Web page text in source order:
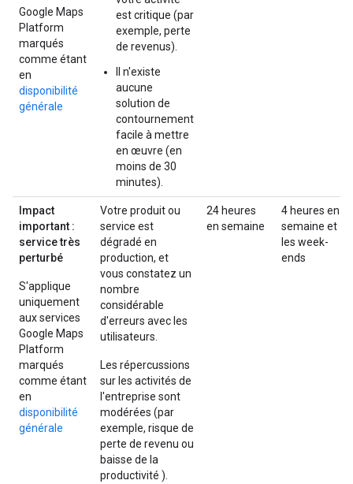
Google Maps
Platform
marqués
comme étant
en
disponibilité
générale
est critique (par
exemple, perte
de revenus).
Il n'existe
aucune
solution de
contournement
facile à mettre
en œuvre (en
moins de 30
minutes).
Impact
important :
service très
perturbé
S'applique
uniquement
aux services
Google Maps
Platform
marqués
comme étant
en
disponibilité
générale
Votre produit ou
service est
dégradé en
production, et
vous constatez un
nombre
considérable
d'erreurs avec les
utilisateurs.
Les répercussions
sur les activités de
l'entreprise sont
modérées (par
exemple, risque de
perte de revenu ou
baisse de la
productivité ).
24 heures
en semaine
4 heures en
semaine et
les week-
ends